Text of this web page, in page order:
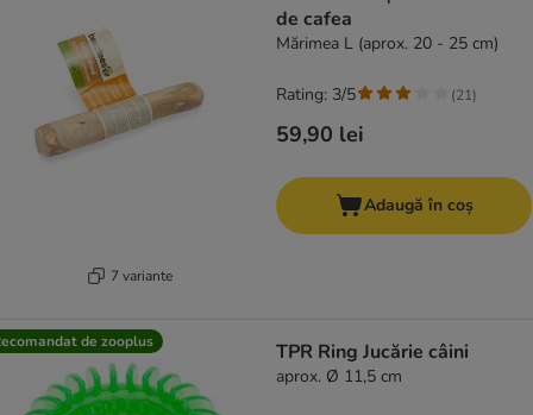
7 variante
de cafea
Mărimea L (aprox. 20 - 25 cm)
59,90 lei
Rating: 3/5 (21)
Adaugă în coș
de zooplus TPR Ring Jucărie câini
aprox. Ø 11,5 cm